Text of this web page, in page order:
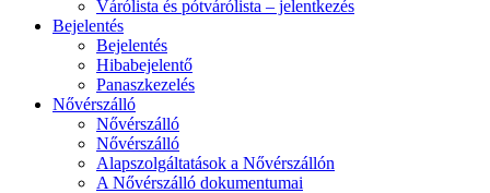
Várólista és pótvárólista – jelentkezés
Bejelentés
Bejelentés
Hibabejelentő
Panaszkezelés
Nővérszálló
Nővérszálló
Nővérszálló
Alapszolgáltatások a Nővérszállón
A Nővérszálló dokumentumai